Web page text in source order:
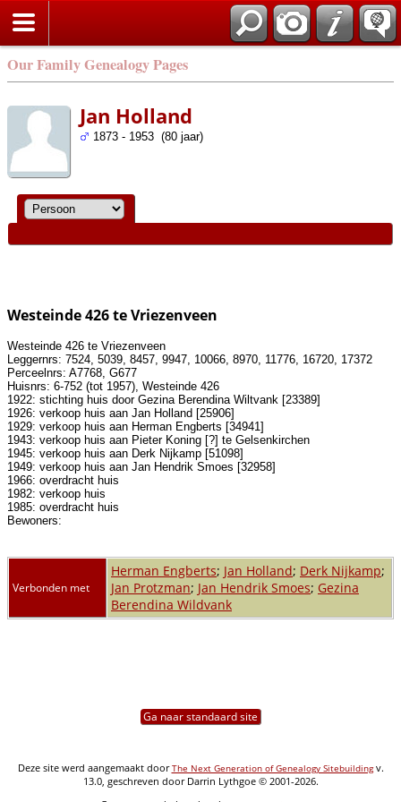
Our Family Genealogy Pages
Jan Holland
1873 - 1953 (80 jaar)
Westeinde 426 te Vriezenveen
Westeinde 426 te Vriezenveen
Leggernrs: 7524, 5039, 8457, 9947, 10066, 8970, 11776, 16720, 17372
Perceelnrs: A7768, G677
Huisnrs: 6-752 (tot 1957), Westeinde 426
1922: stichting huis door Gezina Berendina Wiltvank [23389]
1926: verkoop huis aan Jan Holland [25906]
1929: verkoop huis aan Herman Engberts [34941]
1943: verkoop huis aan Pieter Koning [?] te Gelsenkirchen
1945: verkoop huis aan Derk Nijkamp [51098]
1949: verkoop huis aan Jan Hendrik Smoes [32958]
1966: overdracht huis
1982: verkoop huis
1985: overdracht huis
Bewoners:
Verbonden met
Herman Engberts; Jan Holland; Derk Nijkamp;
Jan Protzman; Jan Hendrik Smoes; Gezina
Berendina Wildvank
Ga naar standaard site
Deze site werd aangemaakt doorThe Next Generation of Genealogy Sitebuildingv.
13.0, geschreven door Darrin Lythgoe © 2001-2026.